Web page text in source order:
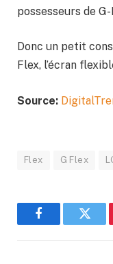
possesseurs de
Donc un petit
Flex, l’écran
Source:
Flex G Flex
Facebook